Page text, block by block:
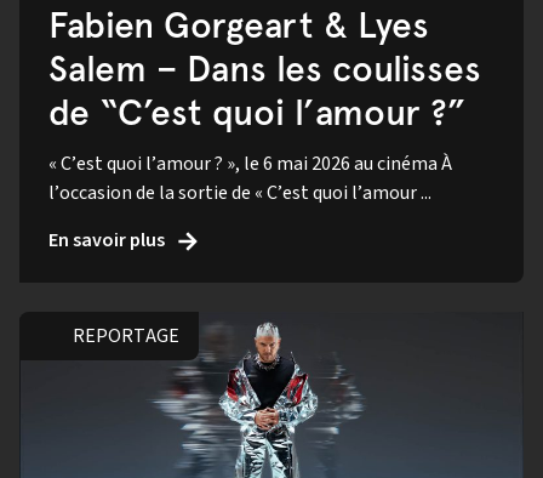
Fabien Gorgeart & Lyes
Salem – Dans les coulisses
de “C’est quoi l’amour ?”
« C’est quoi l’amour ? », le 6 mai 2026 au cinéma À
l’occasion de la sortie de « C’est quoi l’amour ...
En savoir plus
REPORTAGE